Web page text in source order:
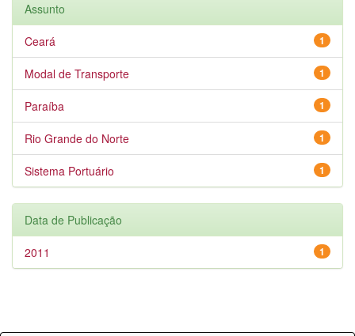
Assunto
1
Ceará
1
Modal de Transporte
1
Paraíba
1
Rio Grande do Norte
1
Sistema Portuário
Data de Publicação
1
2011